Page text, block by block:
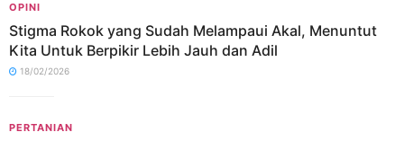
OPINI
Stigma Rokok yang Sudah Melampaui Akal, Menuntut
Kita Untuk Berpikir Lebih Jauh dan Adil
18/02/2026
PERTANIAN